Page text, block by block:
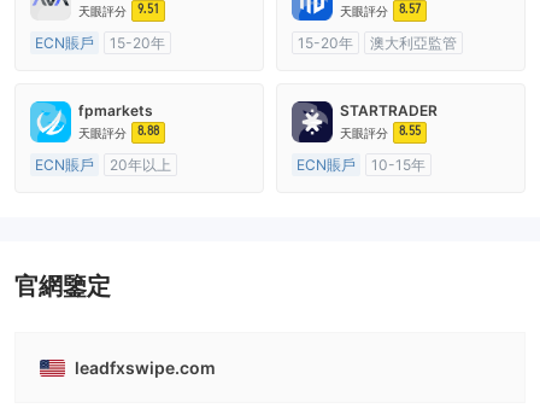
天眼評分 9.51
ECN賬戶
15-20年
主標MT4
天眼評分 8.57
15-20年
澳大利亞監管
fpmarkets
天眼評分 8.88
ECN賬戶
20年以上
STARTRADER
天眼評分 8.55
ECN賬戶
10-15年
官網鑒定
leadfxswipe.com